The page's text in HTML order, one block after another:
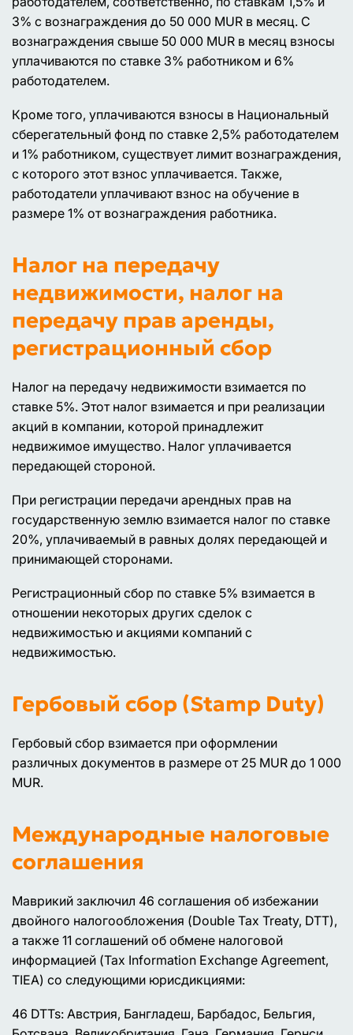
3% с вознаграждения до 50 000 MUR в месяц. С
вознаграждения свыше 50 000 MUR в месяц взносы
уплачиваются по ставке 3% работником и 6%
работодателем.
Кроме того, уплачиваются взносы в Национальный
сберегательный фонд по ставке 2,5% работодателем
и 1% работником, существует лимит вознаграждения,
с которого этот взнос уплачивается. Также,
работодатели уплачивают взнос на обучение в
размере 1% от вознаграждения работника.
Налог на передачу
недвижимости, налог на
передачу прав аренды,
регистрационный сбор
Налог на передачу недвижимости взимается по
ставке 5%. Этот налог взимается и при реализации
акций в компании, которой принадлежит
недвижимое имущество. Налог уплачивается
передающей стороной.
При регистрации передачи арендных прав на
государственную землю взимается налог по ставке
20%, уплачиваемый в равных долях передающей и
принимающей сторонами.
Регистрационный сбор по ставке 5% взимается в
отношении некоторых других сделок с
недвижимостью и акциями компаний с
недвижимостью.
Гербовый сбор (Stamp Duty)
Гербовый сбор взимается при оформлении
различных документов в размере от 25 MUR до 1 000
MUR.
Международные налоговые
соглашения
Маврикий заключил 46 соглашения об избежании
двойного налогообложения (Double Tax Treaty, DTT),
а также 11 соглашений об обмене налоговой
информацией (Tax Information Exchange Agreement,
TIEA) со следующими юрисдикциями:
46 DTTs: Австрия, Бангладеш, Барбадос, Бельгия,